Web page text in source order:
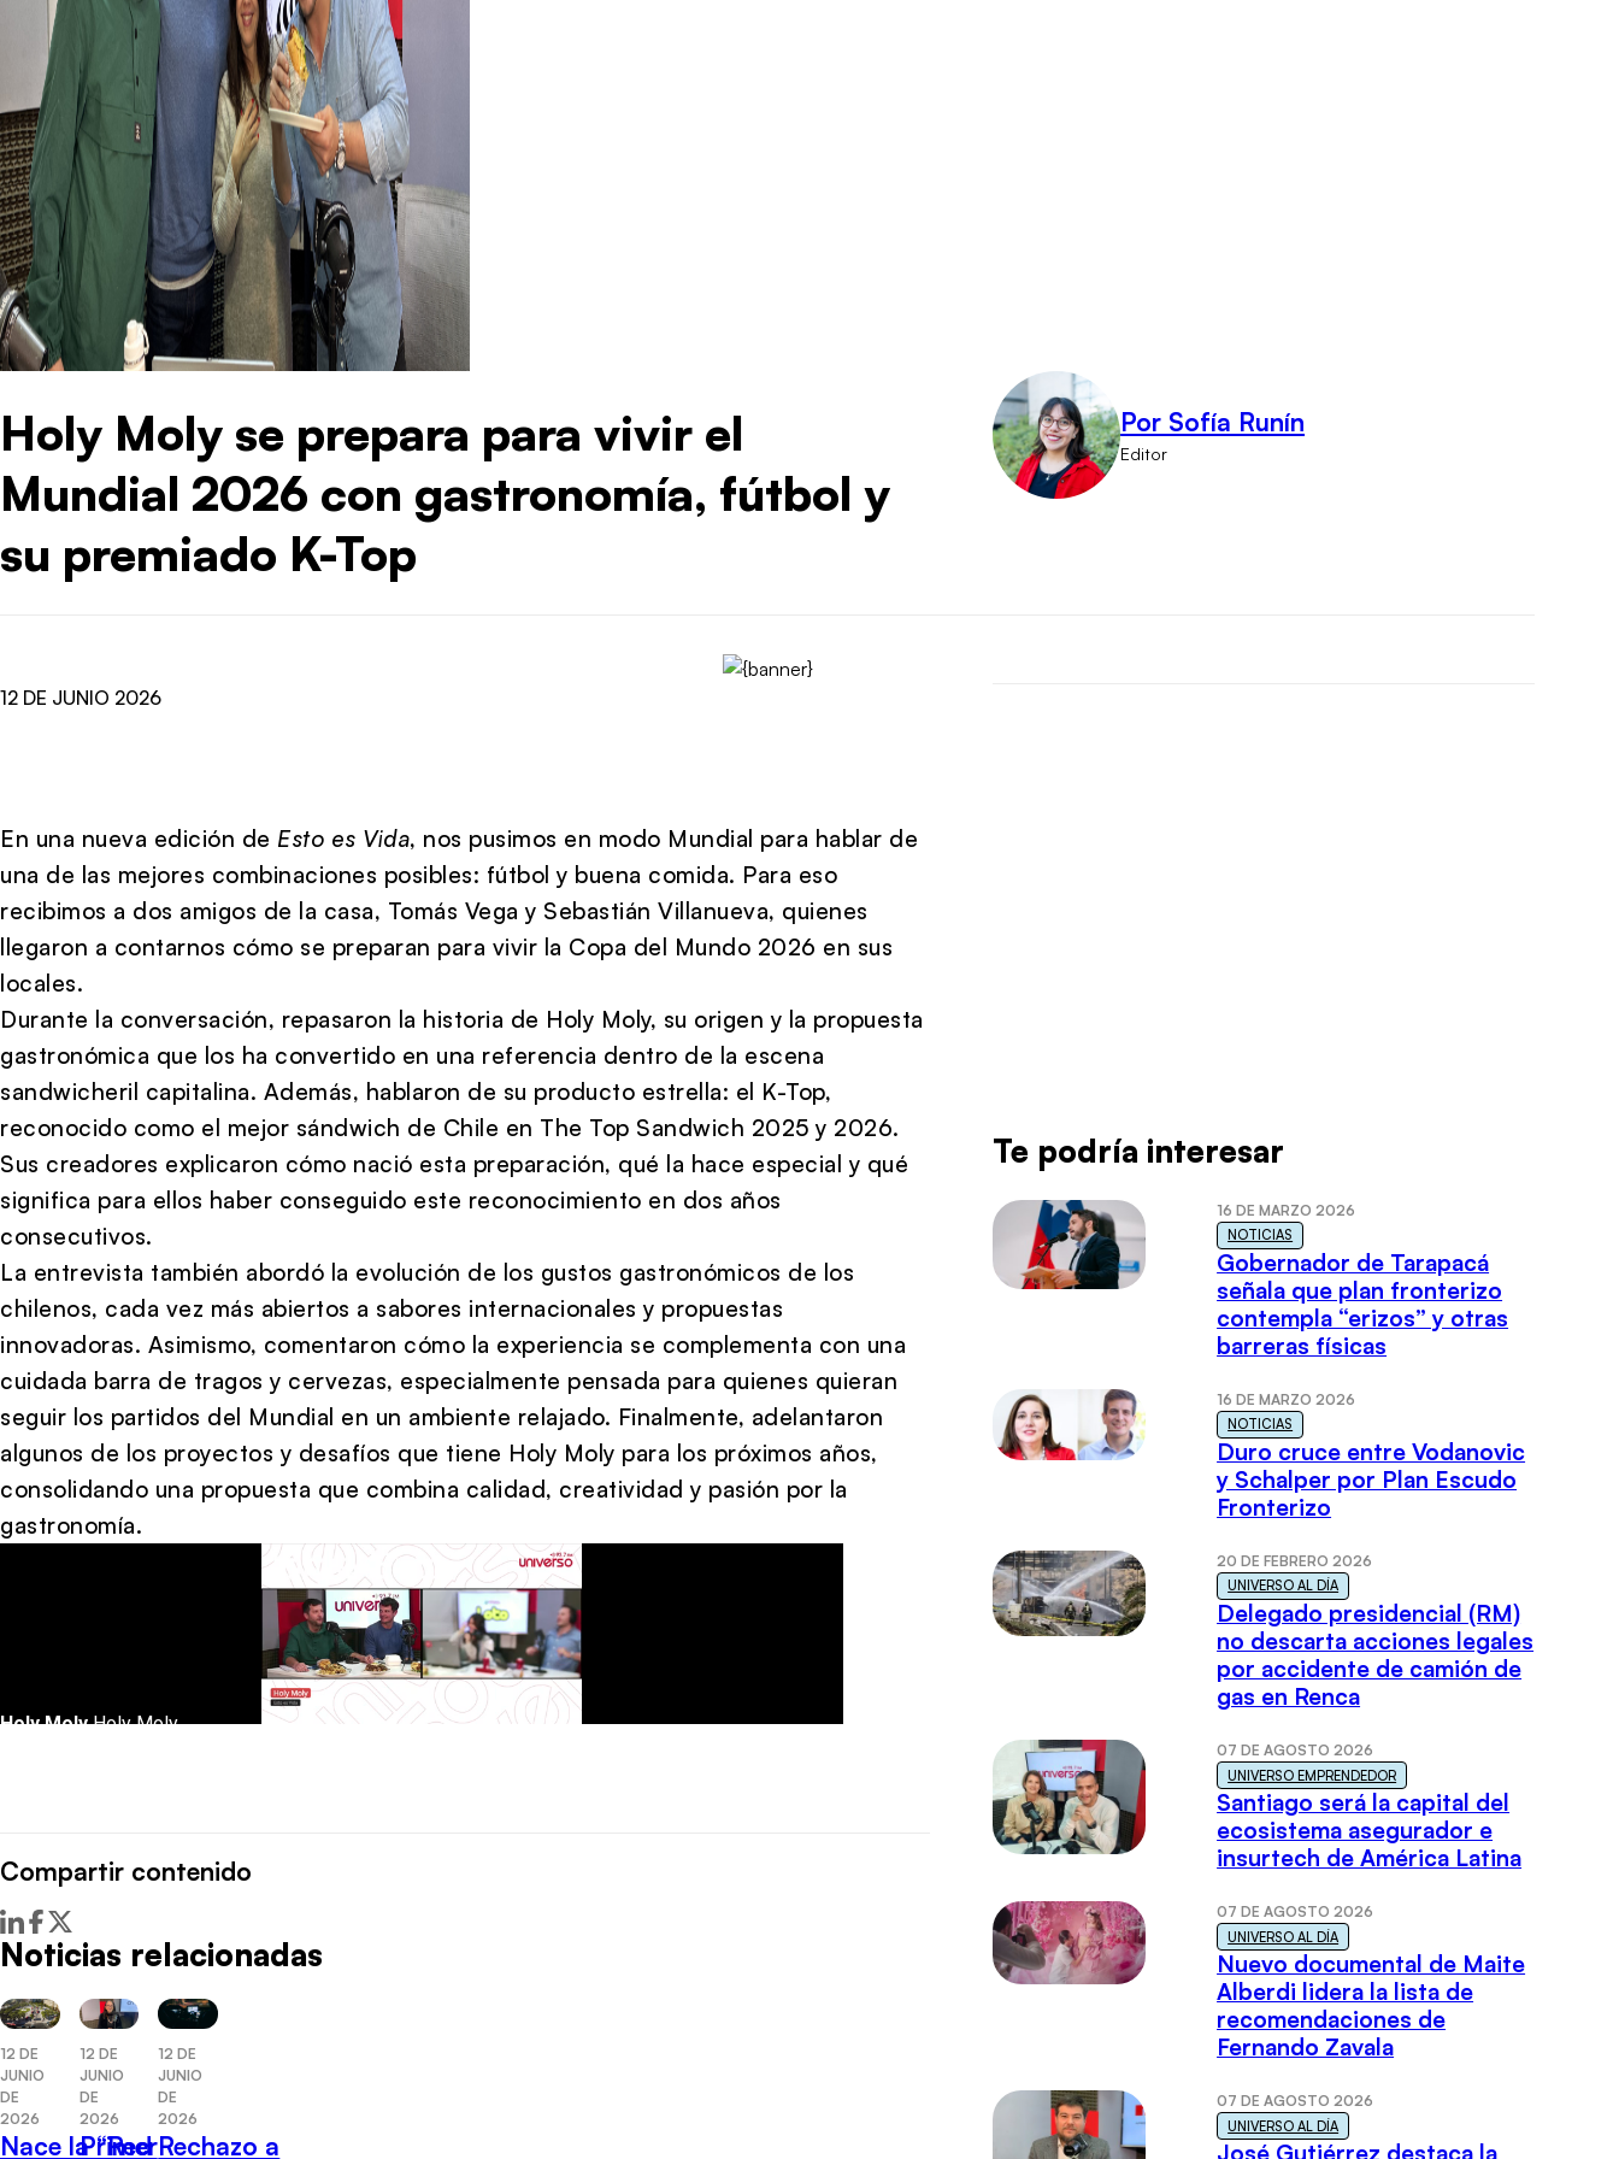
Holy Moly se prepara para vivir el
Mundial 2026 con gastronomía, fútbol y
su premiado K-Top
Por Sofía Runín
Editor
12 DE JUNIO 2026
En una nueva edición de Esto es Vida, nos pusimos en modo Mundial para hablar de
una de las mejores combinaciones posibles: fútbol y buena comida. Para eso
recibimos a dos amigos de la casa, Tomás Vega y Sebastián Villanueva, quienes
llegaron a contarnos cómo se preparan para vivir la Copa del Mundo 2026 en sus
locales.
Durante la conversación, repasaron la historia de Holy Moly, su origen y la propuesta
gastronómica que los ha convertido en una referencia dentro de la escena
sandwicheril capitalina. Además, hablaron de su producto estrella: el K-Top,
reconocido como el mejor sándwich de Chile en The Top Sandwich 2025 y 2026.
Sus creadores explicaron cómo nació esta preparación, qué la hace especial y qué
significa para ellos haber conseguido este reconocimiento en dos años
consecutivos.
La entrevista también abordó la evolución de los gustos gastronómicos de los
chilenos, cada vez más abiertos a sabores internacionales y propuestas
innovadoras. Asimismo, comentaron cómo la experiencia se complementa con una
cuidada barra de tragos y cervezas, especialmente pensada para quienes quieran
seguir los partidos del Mundial en un ambiente relajado. Finalmente, adelantaron
algunos de los proyectos y desafíos que tiene Holy Moly para los próximos años,
consolidando una propuesta que combina calidad, creatividad y pasión por la
gastronomía.
Compartir contenido
Noticias relacionadas
12 DE
JUNIO
DE
2026
Nace la “Red
12 DE
JUNIO
DE
2026
Primer
12 DE
JUNIO
DE
2026
Rechazo a
Te podría interesar
16 DE MARZO 2026
NOTICIAS
Gobernador de Tarapacá
señala que plan fronterizo
contempla “erizos” y otras
barreras físicas
16 DE MARZO 2026
NOTICIAS
Duro cruce entre Vodanovic
y Schalper por Plan Escudo
Fronterizo
20 DE FEBRERO 2026
UNIVERSO AL DÍA
Delegado presidencial (RM)
no descarta acciones legales
por accidente de camión de
gas en Renca
07 DE AGOSTO 2026
UNIVERSO EMPRENDEDOR
Santiago será la capital del
ecosistema asegurador e
insurtech de América Latina
07 DE AGOSTO 2026
UNIVERSO AL DÍA
Nuevo documental de Maite
Alberdi lidera la lista de
recomendaciones de
Fernando Zavala
07 DE AGOSTO 2026
UNIVERSO AL DÍA